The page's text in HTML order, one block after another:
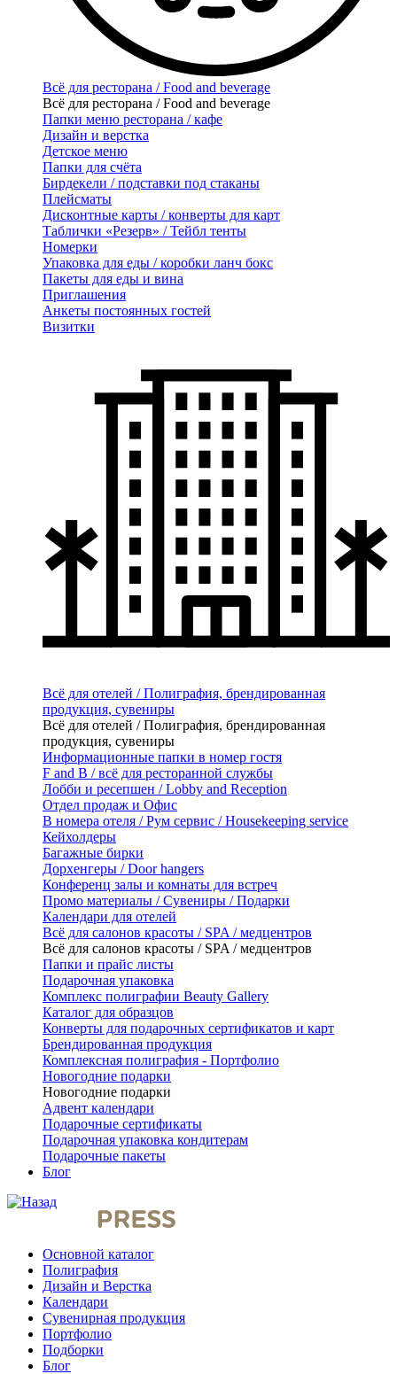
Всё для ресторана / Food and beverage
Всё для ресторана / Food and beverage
Папки меню ресторана / кафе
Дизайн и верстка
Детское меню
Папки для счёта
Бирдекели / подставки под стаканы
Плейсматы
Дисконтные карты / конверты для карт
Таблички «Резерв» / Тейбл тенты
Номерки
Упаковка для еды / коробки ланч бокс
Пакеты для еды и вина
Приглашения
Анкеты постоянных гостей
Визитки
Всё для отелей / Полиграфия, брендированная
продукция, сувениры
Всё для отелей / Полиграфия, брендированная
продукция, сувениры
Информационные папки в номер гостя
F and B / всё для ресторанной службы
Лобби и ресепшен / Lobby and Reception
Отдел продаж и Офис
В номера отеля / Рум сервис / Housekeeping service
Кейхолдеры
Багажные бирки
Дорхенгеры / Door hangers
Конференц залы и комнаты для встреч
Промо материалы / Сувениры / Подарки
Календари для отелей
Всё для салонов красоты / SPA / медцентров
Всё для салонов красоты / SPA / медцентров
Папки и прайс листы
Подарочная упаковка
Комплекс полиграфии Beauty Gallery
Каталог для образцов
Конверты для подарочных сертификатов и карт
Брендированная продукция
Комплексная полиграфия - Портфолио
Новогодние подарки
Новогодние подарки
Адвент календари
Подарочные сертификаты
Подарочная упаковка кондитерам
Подарочные пакеты
Блог
Основной каталог
Полиграфия
Дизайн и Верстка
Календари
Сувенирная продукция
Портфолио
Подборки
Блог